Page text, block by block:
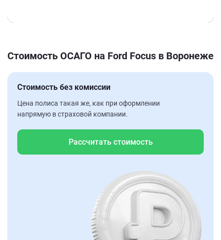
Стоимость ОСАГО на Ford Focus в Воронеже
Стоимость без комиссии
Цена полиса такая же, как при оформлении
напрямую в страховой компании.
Рассчитать стоимость